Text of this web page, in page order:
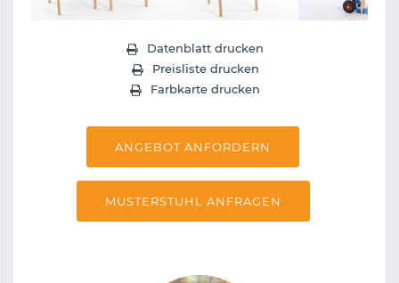
Next
Datenblatt drucken
Preisliste drucken
Farbkarte drucken
ANGEBOT ANFORDERN
MUSTERSTUHL ANFRAGEN